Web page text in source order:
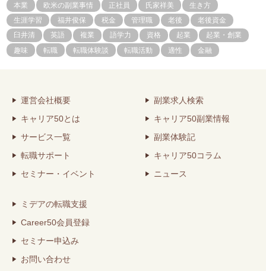
本業
欧米の副業事情 正社員 氏家祥美
生き方
生涯学習
福井俊保 税金 管理職 老後
老後資金
臼井清
英語 複業 語学力 資格 起業
起業・創業
趣味
転職 転職体験談 転職活動 適性 金融
運営会社概要
キャリア50とは
サービス一覧
転職サポート
セミナー・イベント
副業求人検索
キャリア50副業情報
副業体験記
キャリア50コラム
ニュース
ミデアの転職支援
Career50会員登録
セミナー申込み
お問い合わせ